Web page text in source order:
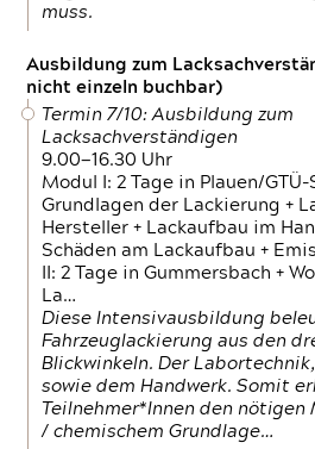
muss.
Ausbildung zum
nicht einzeln buchbar)
Termin 7/10: Ausbildung zum
Lacksachverständigen
9.00—16.30 Uhr
Modul I: 2 Tage in Plauen/
Grundlagen der Lackierung +
Hersteller + Lackaufbau im
Schäden am Lackaufbau +
II: 2 Tage in Gummersbach +
La…
Diese Intensivausbildung
Fahrzeuglackierung aus den
Blickwinkeln. Der
sowie dem Handwerk. Somit
Teilnehmer*Innen den nötigen
/ chemischem Grundlage…